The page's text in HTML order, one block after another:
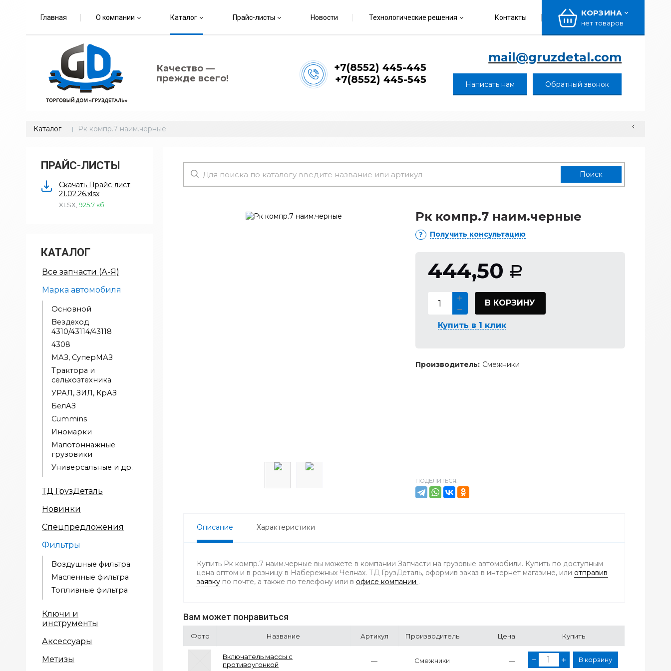
Главная О компании Каталог Прайс-листы Новости Технологические решения Контакты КОРЗИНА
нет товаров
Качество —
прежде всего!
+7(8552) 445-445
+7(8552) 445-545
mail@gruzdetal.com
Написать нам Обратный звонок
Каталог Рк компр.7 наим.черные
ПРАЙС-ЛИСТЫ
Скачать Прайс-лист
21.02.26.xlsx
XLSX 925.7 кб
КАТАЛОГ
Все запчасти (А-Я)
Марка автомобиля
Основной
Вездеход
4310/43114/43118
4308
МАЗ, СуперМАЗ
Трактора и
сельхозтехника
УРАЛ, ЗИЛ, КрАЗ
БелАЗ
Cummins
Иномарки
Малотоннажные
грузовики
Универсальные и др.
ТД ГрузДеталь
Новинки
Спецпредложения
Фильтры
Воздушные фильтра
Масленные фильтра
Топливные фильтра
Ключи и
инструменты
Аксессуары
Метизы
Рк компр.7 наим.черные
Получить консультацию
444,50 Р
В КОРЗИНУ
Купить в 1 клик
Производитель: Смежники
ПОДЕЛИТЬСЯ:
Описание Характеристики
Купить Рк компр.7 наим.черные вы можете в компании Запчасти на грузовые автомобили. Купить по доступным
цена оптом и в розницу в Набережных Челнах. ТД ГрузДеталь, оформив заказ в интернет магазине, или отправив
заявку по почте, а также по телефону или в офисе компании .
Вам может понравиться
Фото Название Артикул Производитель Цена Купить
Включатель массы с
противоугонкой
— Смежники — В корзину